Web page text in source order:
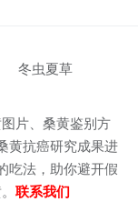
冬虫夏草
片、桑黄鉴别方
黄抗癌研究成果进
吃法，助你避开假
联系我们